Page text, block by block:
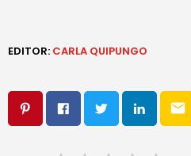
EDITOR: CARLA QUIPUNGO
email